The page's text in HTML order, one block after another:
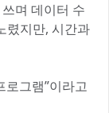
며 데이터 수
렸지만, 시간과
로그램”이라고